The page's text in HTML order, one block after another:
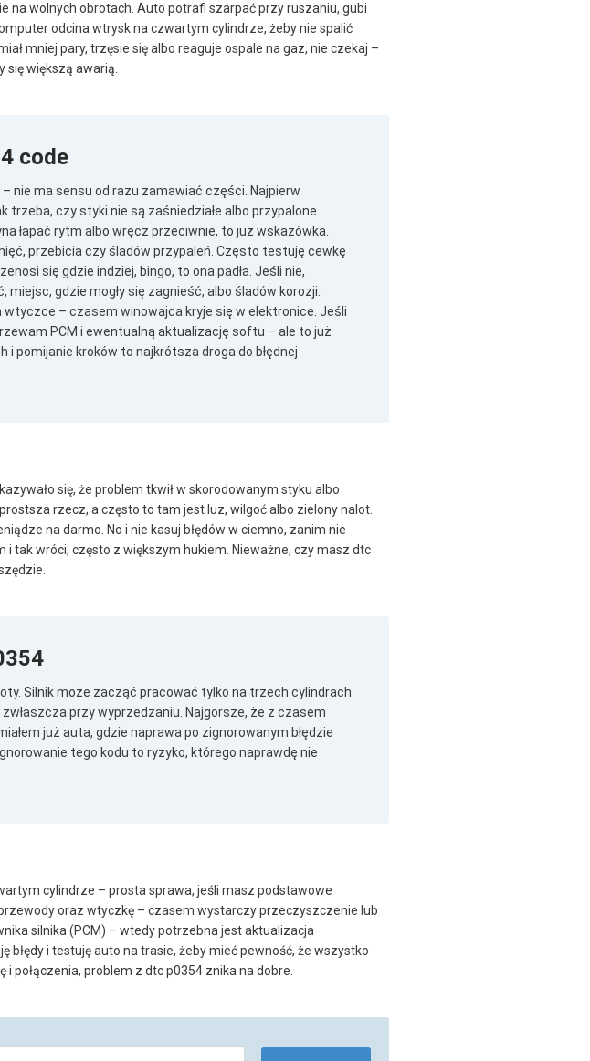
na wolnych obrotach. Auto potrafi szarpać przy ruszaniu, gubi
odcina wtrysk na czwartym cylindrze, żeby nie spalić
mniej pary, trzęsie się albo reaguje ospale na gaz, nie czekaj –
się większą awarią.
code
nie ma sensu od razu zamawiać części. Najpierw
czy styki nie są zaśniedziałe albo przypalone.
łapać rytm albo wręcz przeciwnie, to już wskazówka.
przebicia czy śladów przypaleń. Często testuję cewkę
się gdzie indziej, bingo, to ona padła. Jeśli nie,
gdzie mogły się zagnieść, albo śladów korozji.
– czasem winowajca kryje się w elektronice. Jeśli
PCM i ewentualną aktualizację softu – ale to już
pomijanie kroków to najkrótsza droga do błędnej
się, że problem tkwił w skorodowanym styku albo
rzecz, a często to tam jest luz, wilgoć albo zielony nalot.
na darmo. No i nie kasuj błędów w ciemno, zanim nie
tak wróci, często z większym hukiem. Nieważne, czy masz dtc
Silnik może zacząć pracować tylko na trzech cylindrach
przy wyprzedzaniu. Najgorsze, że z czasem
już auta, gdzie naprawa po zignorowanym błędzie
tego kodu to ryzyko, którego naprawdę nie
cylindrze – prosta sprawa, jeśli masz podstawowe
oraz wtyczkę – czasem wystarczy przeczyszczenie lub
silnika (PCM) – wtedy potrzebna jest aktualizacja
i testuję auto na trasie, żeby mieć pewność, że wszystko
połączenia, problem z dtc p0354 znika na dobre.